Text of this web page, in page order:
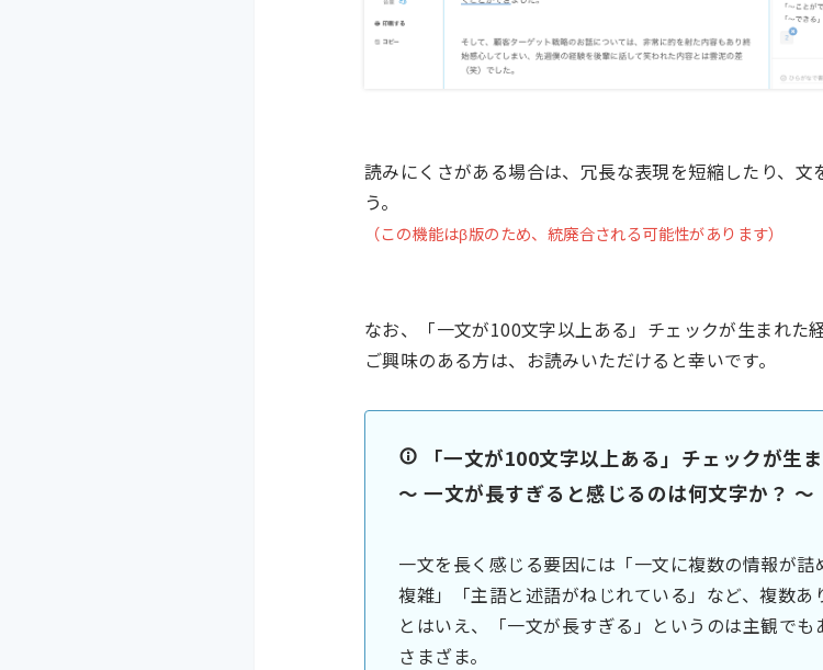
読みにくさがある場合は、冗長な表現を短縮したり、文
う。
（この機能はβ版のため、統廃合される可能性があります）
なお、「一文が100文字以上ある」チェックが生まれた
ご興味のある方は、お読みいただけると幸いです。
「一文が100文字以上ある」チェックが生
〜 一文が長すぎると感じるのは何文字か？ 〜
一文を長く感じる要因には「一文に複数の情報が
複雑」「主語と述語がねじれている」など、複数あ
とはいえ、「一文が長すぎる」というのは主観で
さまざま。